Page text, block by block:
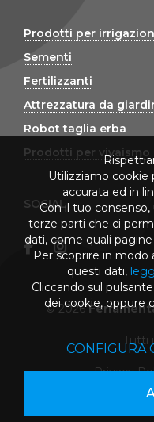
Prodotti per
Sementi
Fertilizzanti
Attrezzatura da
Robot taglia erba
Prodotti per
SOCIAL
© 2026
Tutti
Privacy
Utilizziamo cookie
accurata ed in
Con il tuo
terze parti che ci
dati, come quali
Per scoprire in
questi dati,
Cliccando sul
dei cookie, oppure
CONFIGURA